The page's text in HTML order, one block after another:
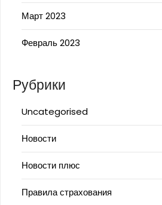
Март 2023
Февраль 2023
Рубрики
Uncategorised
Новости
Новости плюс
Правила страхования